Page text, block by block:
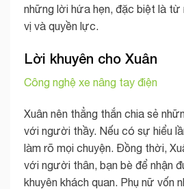
những lời hứa hẹn, đặc biệt là
vị và quyền lực.
Lời khuyên cho Xuân
Công nghệ xe nâng tay điện
Xuân nên thẳng thắn chia sẻ
với người thầy. Nếu có sự hiểu
làm rõ mọi chuyện. Đồng thời,
với người thân, bạn bè để nhận
khuyên khách quan. Phụ nữ vốn